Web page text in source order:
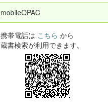
mobileOPAC
携帯電話は こちら から
蔵書検索が利用できます。